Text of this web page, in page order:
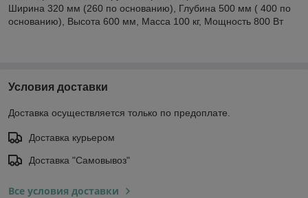
Ширина 320 мм (260 по основанию), Глубина 500 мм ( 400 по
основанию), Высота 600 мм, Масса 100 кг, Мощность 800 Вт
Условия доставки
Доставка осуществляется только по предоплате.
Доставка курьером
Доставка "Самовывоз"
Все условия доставки